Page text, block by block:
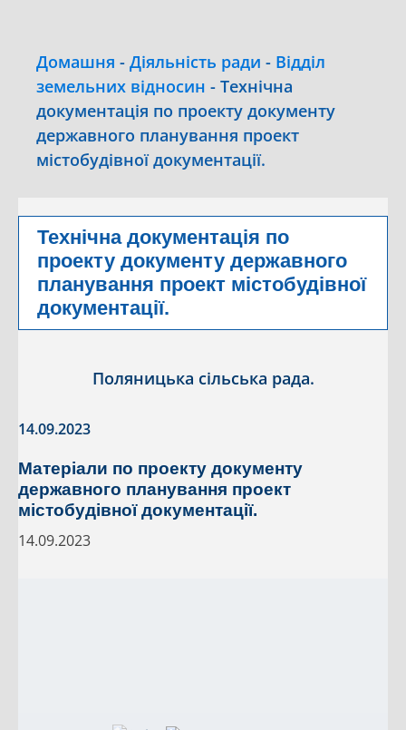
Домашня - Діяльність ради - Відділ
земельних відносин - Технічна
документація по проекту документу
державного планування проект
містобудівної документації.
Технічна документація по
проекту документу державного
планування проект містобудівної
документації.
Поляницька сільська рада.
14.09.2023
Матеріали по проекту документу
державного планування проект
містобудівної документації.
14.09.2023